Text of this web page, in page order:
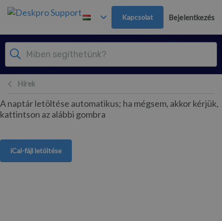
Továbblépés a fő tartalomra
Kapcsolat Bejelentkezés
Hírek
A naptár letöltése automatikus; ha mégsem, akkor kérjük,
kattintson az alábbi gombra
iCal-fájl letöltése